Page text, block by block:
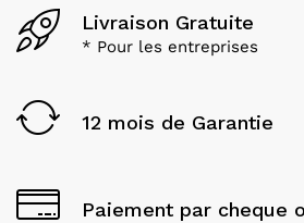
Livraison Gratuite
* Pour les entreprises
12 mois de Garantie
Paiement par cheque